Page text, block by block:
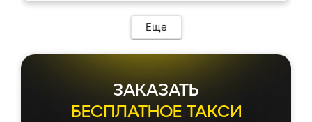
Еще
ЗАКАЗАТЬ
БЕСПЛАТНОЕ ТАКСИ